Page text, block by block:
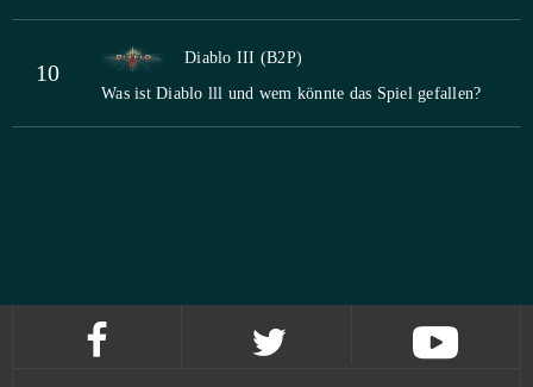
10
Diablo III (B2P)
Was ist Diablo lll und wem könnte das Spiel gefallen?